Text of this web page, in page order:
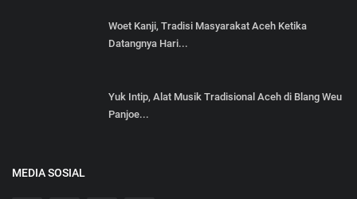
Woet Kanji, Tradisi Masyarakat Aceh Ketika
Datangnya Hari...
Yuk Intip, Alat Musik Tradisional Aceh di Blang Weu
Panjoe...
MEDIA SOSIAL